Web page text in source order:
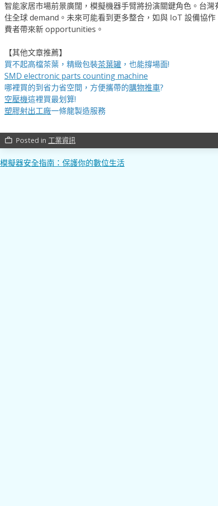
智能家居市場前景廣闊，模擬機器手臂將扮演關鍵角色。台
住全球 demand。未來可能看到更多整合，如與 IoT 設備協
費者帶來新 opportunities。
【其他文章推薦】
買不起高檔茶葉，精緻包裝茶葉罐，也能撐場面!
SMD electronic parts counting machine
哪裡買的到省力省空間，方便攜帶的購物推車?
空壓機這裡買最划算!
塑膠射出工廠一條龍製造服務
work_outline Posted in 工業資訊
文
模擬器安全指南：保護你的數位生活